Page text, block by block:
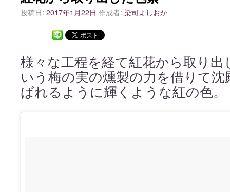
投稿日: 2017年1月22日 作成者: 染司よしおか
様々な工程を経て紅花から取り出
いう梅の実の燻製の力を借りて
ばれるように輝くような紅の色。